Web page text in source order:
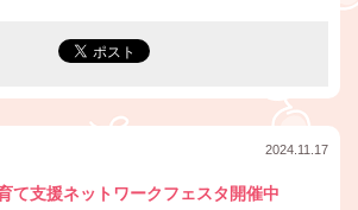
2024.11.17
て支援ネットワークフェスタ開催中